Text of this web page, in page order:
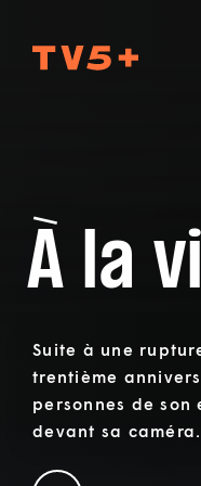
À la
Suite à une
trentième
personnes de
devant sa caméra.